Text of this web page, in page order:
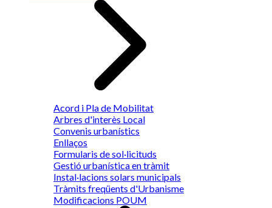
Acord i Pla de Mobilitat
Arbres d'interès Local
Convenis urbanístics
Enllaços
Formularis de sol·licituds
Gestió urbanística en tràmit
Instal·lacions solars municipals
Tràmits freqüents d'Urbanisme
Modificacions POUM